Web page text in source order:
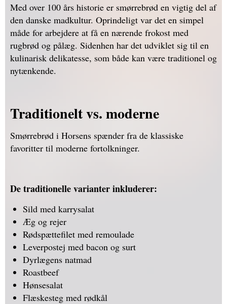
Med over 100 års historie er smørrebrød en vigtig del af
den danske madkultur. Oprindeligt var det en simpel
måde for arbejdere at få en nærende frokost med
rugbrød og pålæg. Sidenhen har det udviklet sig til en
kulinarisk delikatesse, som både kan være traditionel og
nytænkende.
Traditionelt vs. moderne
Smørrebrød i Horsens spænder fra de klassiske
favoritter til moderne fortolkninger.
De traditionelle varianter inkluderer:
Sild med karrysalat
Æg og rejer
Rødspættefilet med remoulade
Leverpostej med bacon og surt
Dyrlægens natmad
Roastbeef
Hønsesalat
Flæskesteg med rødkål